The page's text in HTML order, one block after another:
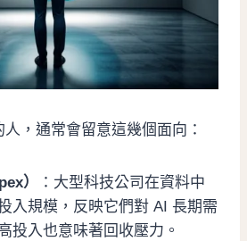
，通常會留意這幾個面向：
）
：大型科技公司在資料中
入規模，反映它們對 AI 長期需
投入也意味著回收壓力。